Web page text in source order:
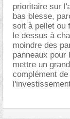
prioritaire sur
bas blesse,
soit à pellet ou
le dessus à
moindre des
panneaux
mettre un
complément